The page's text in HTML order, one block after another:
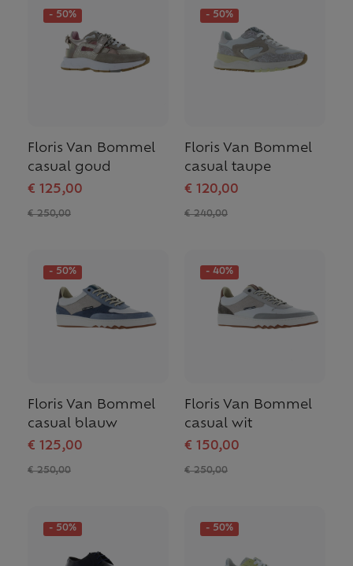
- 50%
Floris Van Bommel
casual goud
€ 125,00
€ 250,00
- 50%
Floris Van Bommel
casual taupe
€ 120,00
€ 240,00
- 50%
Floris Van Bommel
casual blauw
€ 125,00
€ 250,00
- 40%
Floris Van Bommel
casual wit
€ 150,00
€ 250,00
- 50% - 50%